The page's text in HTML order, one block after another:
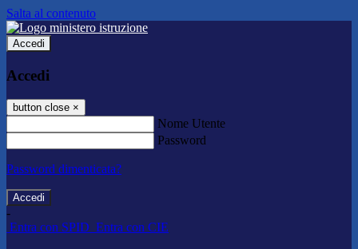
Salta al contenuto
Accedi
Accedi
button close ×
Nome Utente
Password
Password dimenticata?
-
Entra con SPID Entra con CIE